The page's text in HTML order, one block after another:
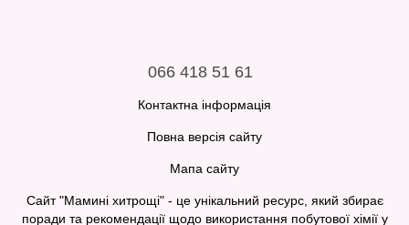
066 418 51 61
Контактна інформація
Повна версія сайту
Мапа сайту
Сайт "Мамині хитрощі" - це унікальний ресурс, який збирає
поради та рекомендації щодо використання побутової хімії у